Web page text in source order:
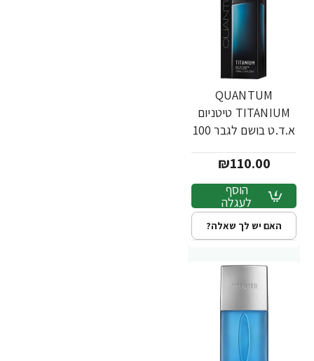
QUANTUM
TITANIUM טיטניום
א.ד.ט בושם לגבר 100
₪110.00
הוסף
לעגלה
האם יש לך שאלה?